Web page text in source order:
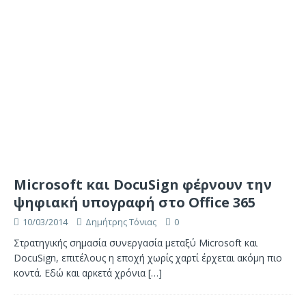
Microsoft και DocuSign φέρνουν την
ψηφιακή υπογραφή στο Office 365
10/03/2014 Δημήτρης Τόνιας 0
Στρατηγικής σημασία συνεργασία μεταξύ Microsoft και
DocuSign, επιτέλους η εποχή χωρίς χαρτί έρχεται ακόμη πιο
κοντά. Εδώ και αρκετά χρόνια […]